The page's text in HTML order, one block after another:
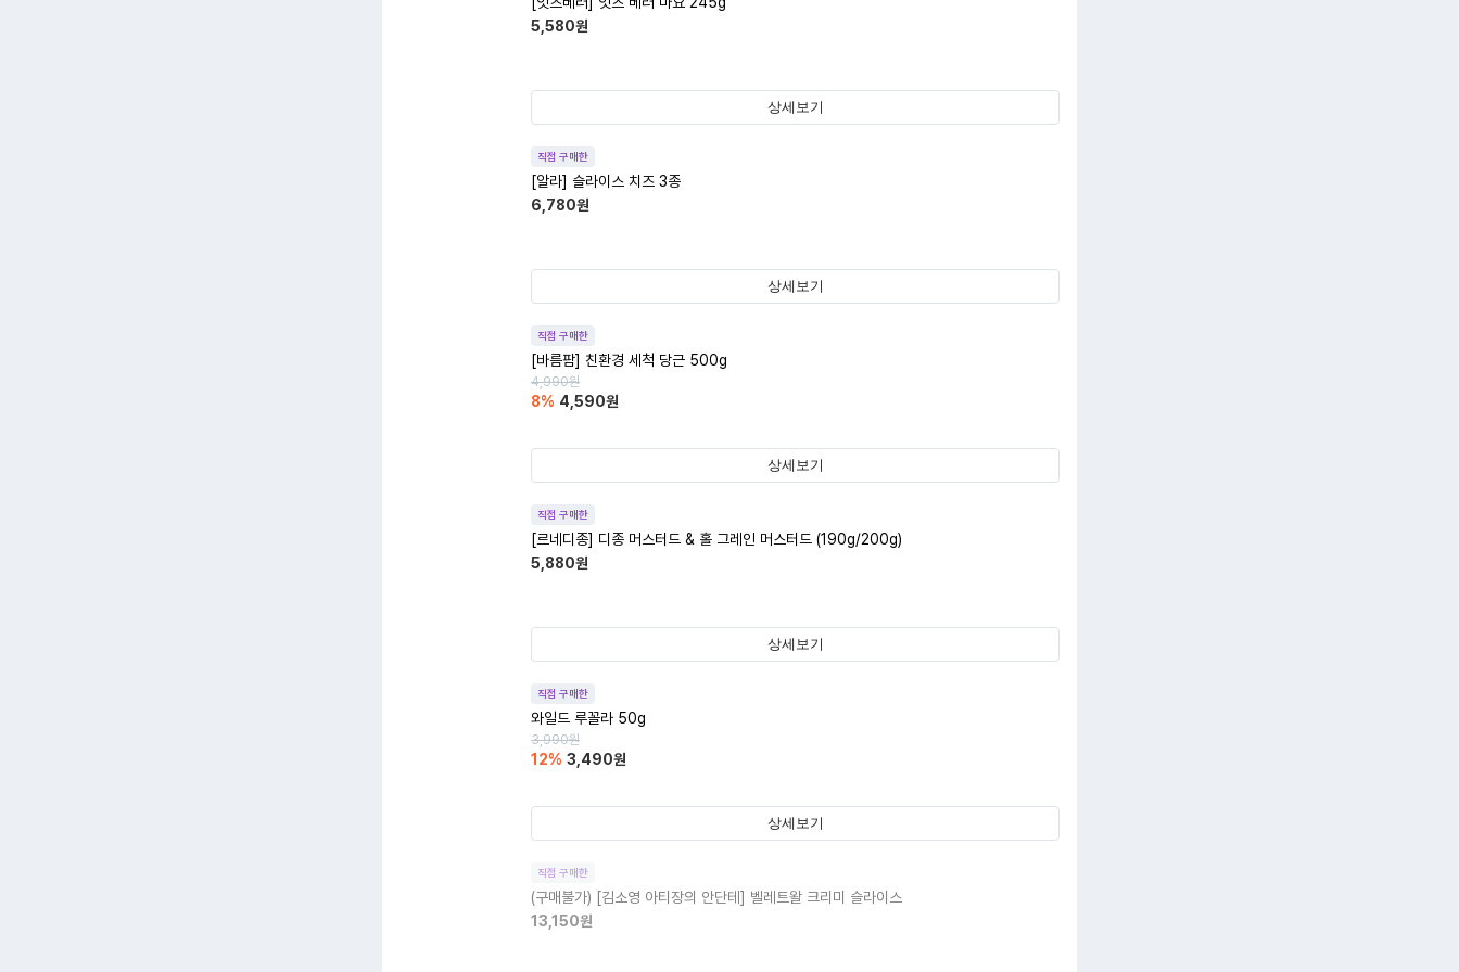
5,580원
상세보기
직접 구매한
[알라] 슬라이스 치즈 3종
6,780원
상세보기
직접 구매한
[바름팜] 친환경 세척 당근 500g
4,990원
8% 4,590원
상세보기
직접 구매한
[르네디종] 디종 머스터드 & 홀 그레인 머스터드 (190g/200g)
5,880원
상세보기
직접 구매한
와일드 루꼴라 50g
3,990원
12% 3,490원
상세보기
직접 구매한
(구매불가) [김소영 아티장의 안단테] 벨레트왈 크리미 슬라이스
13,150원